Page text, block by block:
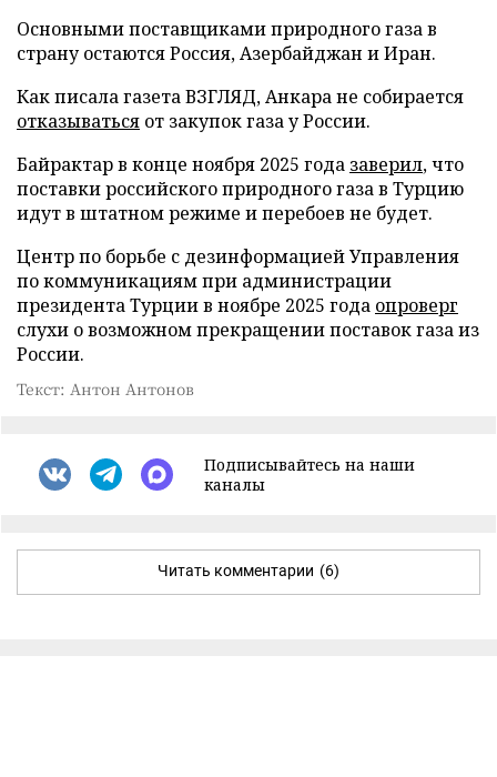
Основными поставщиками природного газа в
страну остаются Россия, Азербайджан и Иран.
Как писала газета ВЗГЛЯД, Анкара не собирается
отказываться от закупок газа у России.
Байрактар в конце ноября 2025 года заверил, что
поставки российского природного газа в Турцию
идут в штатном режиме и перебоев не будет.
Центр по борьбе с дезинформацией Управления
по коммуникациям при администрации
президента Турции в ноябре 2025 года опроверг
слухи о возможном прекращении поставок газа из
России.
Текст: Антон Антонов
Подписывайтесь на наши
каналы
Читать комментарии (6)